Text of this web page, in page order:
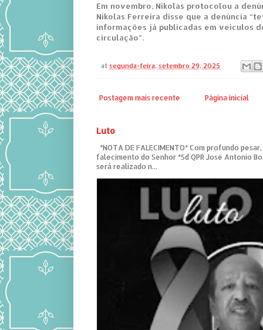
Em novembro, Nikolas protocolou a
Nikolas Ferreira disse que a denúncia
informações já publicadas em veículos
circulação”.
at segunda-feira, setembro 29, 2025
Postagem mais recente Página inicial
Luto
*NOTA DE FALECIMENTO* Com profundo
falecimento do Senhor *Sd QPR José Antonio
será realizado n...